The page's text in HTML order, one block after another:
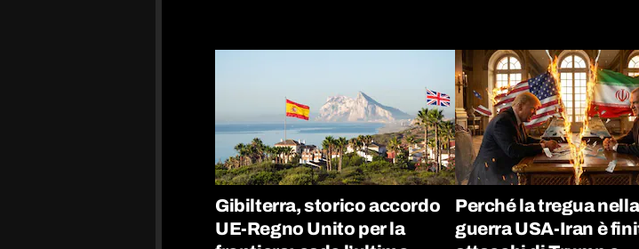
Gibilterra, storico accordo
UE-Regno Unito per la
Perché la tregua nella
guerra USA-Iran è